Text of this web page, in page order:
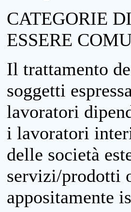
CATEGORIE
ESSERE
Il trattamento
soggetti
lavoratori
i lavoratori
delle società
servizi/prodotti
appositamente